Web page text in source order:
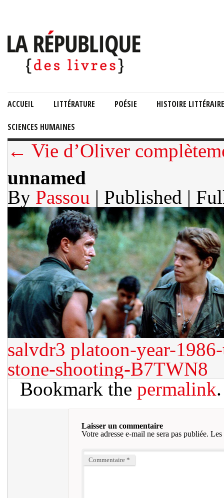
ACCUEIL LITTÉRATURE POÉSIE HISTOIRE LITTÉRAIRE
SCIENCES HUMAINES
← Vie d’Oliver
unnamed
By Passou | Published |
salvdr3 platoon-year-
stone-shooting-B7TWN8
Bookmark the permalink.
Laisser un commentaire
Votre adresse e-mail ne sera pas publiée. Les
Commentaire *